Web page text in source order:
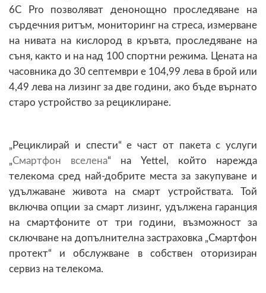
6C Pro позволяват денонощно проследяване на
сърдечния ритъм, мониторинг на стреса, измерване
на нивата на кислород в кръвта, проследяване на
съня, както и на над 100 спортни режима. Цената на
часовника до 30 септември е 104,99 лева в брой или
4,49 лева на лизинг за две години, ако бъде върнато
старо устройство за рециклиране.
„Рециклирай и спести“ е част от пакета с услуги
„Смартфон вселена“ на Yettel, който нарежда
телекома сред най-добрите места за закупуване и
удължаване живота на смарт устройствата. Той
включва опции за смарт лизинг, удължена гаранция
на смартфоните от три години, възможност за
сключване на допълнителна застраховка „Смартфон
протект“ и обслужване в собствен оторизиран
сервиз на телекома.